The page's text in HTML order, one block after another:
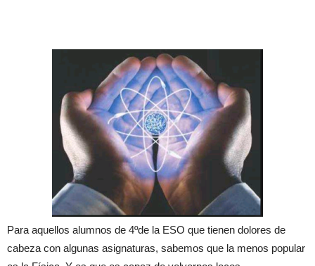
Para aquellos alumnos de 4ºde la ESO que tienen dolores de
cabeza con algunas asignaturas, sabemos que la menos popular